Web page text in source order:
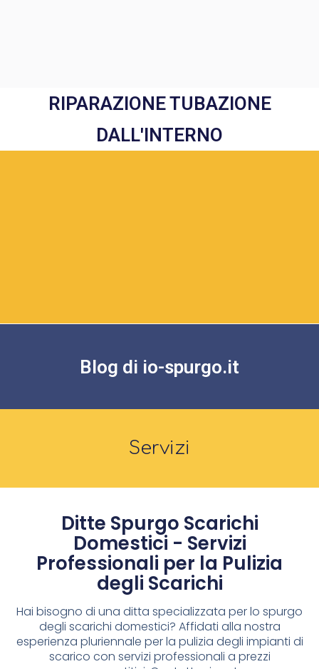
RIPARAZIONE TUBAZIONE
DALL'INTERNO
Blog di io-spurgo.it
Servizi
Ditte Spurgo Scarichi
Domestici - Servizi
Professionali per la Pulizia
degli Scarichi
Hai bisogno di una ditta specializzata per lo spurgo
degli scarichi domestici? Affidati alla nostra
esperienza pluriennale per la pulizia degli impianti di
scarico con servizi professionali a prezzi